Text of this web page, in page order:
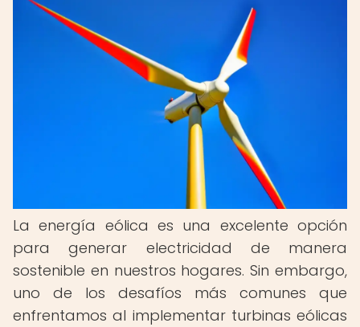
La energía eólica es una excelente opción
para generar electricidad de manera
sostenible en nuestros hogares. Sin embargo,
uno de los desafíos más comunes que
enfrentamos al implementar turbinas eólicas